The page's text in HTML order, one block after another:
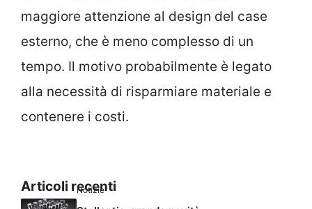
maggiore attenzione al design del case
esterno, che è meno complesso di un
tempo. Il motivo probabilmente è legato
alla necessità di risparmiare materiale e
contenere i costi.
Articoli recenti
Notizie